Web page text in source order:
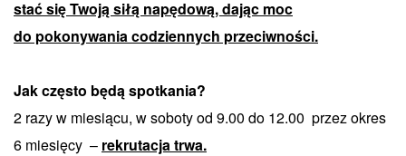
stać się Twoją siłą napędową, dając moc
do pokonywania codziennych przeciwności.
Jak często będą spotkania?
2 razy w miesiącu, w soboty od 9.00 do 12.00 przez okres
6 miesięcy – rekrutacja trwa.